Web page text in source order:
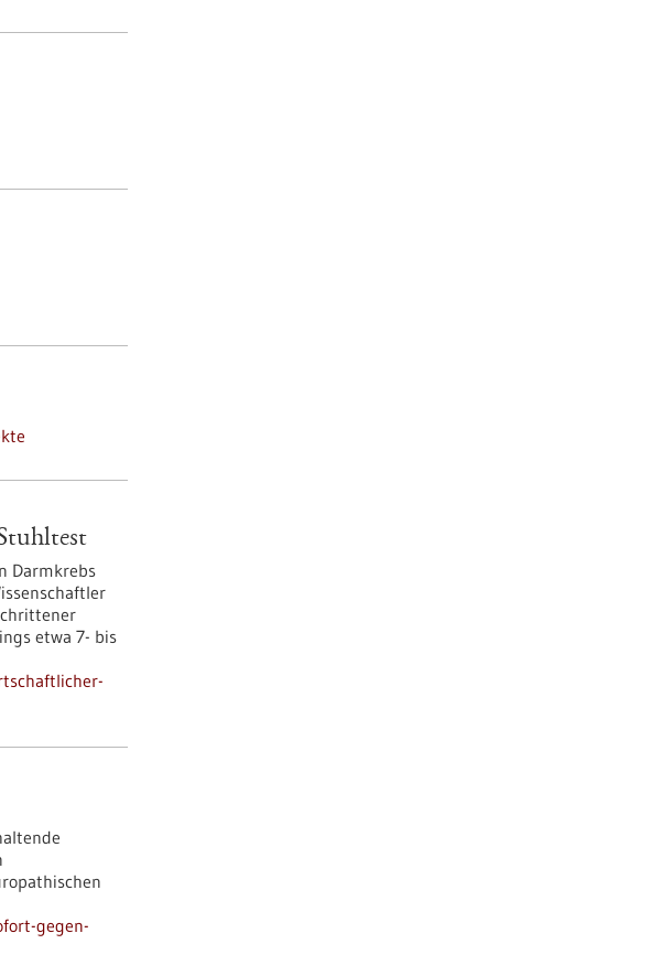
Darmkrebs
etwa 7- bis
gegen-